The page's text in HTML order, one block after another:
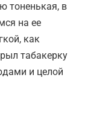
тоненькая, в
на ее
как
табакерку
и целой